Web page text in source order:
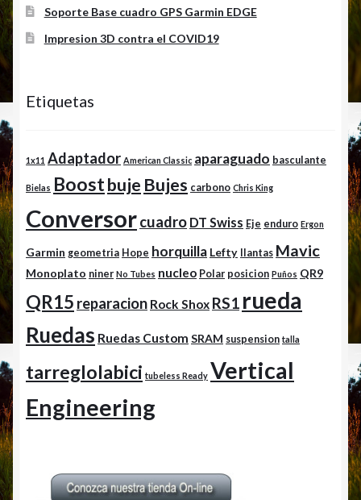
Soporte Base cuadro GPS Garmin EDGE
Impresion 3D contra el COVID19
Etiquetas
1x11 Adaptador American Classic aparaguado basculante
Bielas Boostbuje Bujes carbono Chris King
Conversorcuadro DT Swiss Eje enduro Ergon
Garmin geometria Hope horquilla Lefty llantas Mavic
Monoplato niner No Tubes nucleo Polar posicion Puños QR9
QR15 reparacion Rock Shox RS1 rueda
Ruedas Ruedas Custom SRAM suspension talla
tarreglolabici tubeless Ready Vertical
Engineering